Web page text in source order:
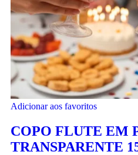
Adicionar aos favoritos
COPO FLUTE EM
TRANSPARENTE